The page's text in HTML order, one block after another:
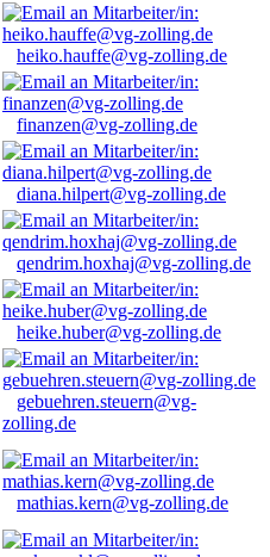
heiko.hauffe@vg-zolling.de
finanzen@vg-zolling.de
diana.hilpert@vg-zolling.de
qendrim.hoxhaj@vg-zolling.de
heike.huber@vg-zolling.de
gebuehren.steuern@vg-
zolling.de
mathias.kern@vg-zolling.de